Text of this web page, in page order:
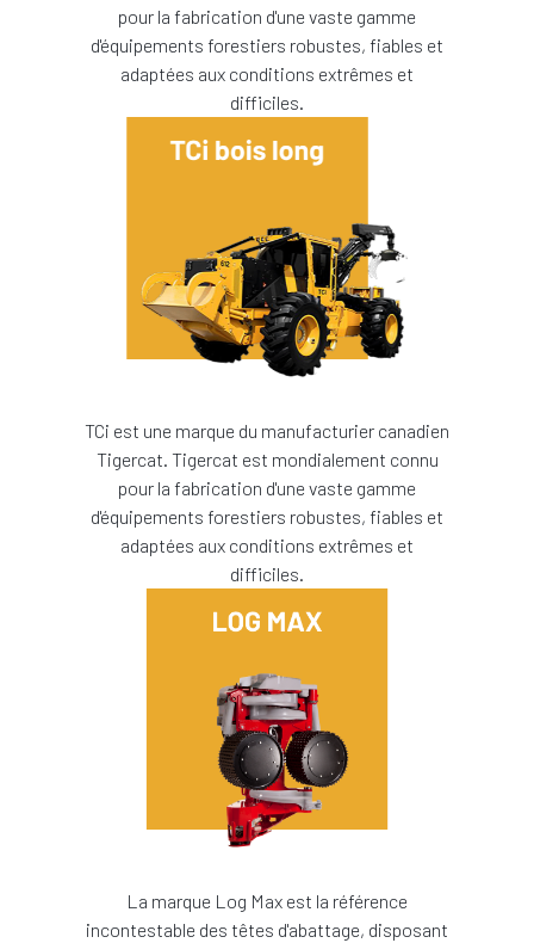
pour la fabrication d'une vaste gamme
d'équipements forestiers robustes, fiables et
adaptées aux conditions extrêmes et
difficiles.
TCi est une marque du manufacturier canadien
Tigercat. Tigercat est mondialement connu
pour la fabrication d'une vaste gamme
d'équipements forestiers robustes, fiables et
adaptées aux conditions extrêmes et
difficiles.
La marque Log Max est la référence
incontestable des têtes d'abattage, disposant